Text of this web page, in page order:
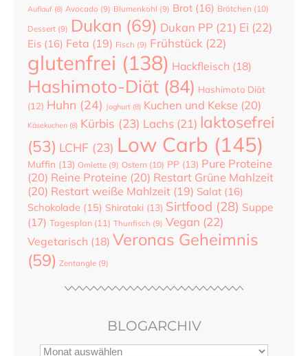
Auflauf (8) Avocado (9) Blumenkohl (9) Brot (16) Brötchen (10)
Dessert (9) Dukan (69) Dukan PP (21) Ei (22)
Eis (16) Feta (19) Fisch (9) Frühstück (22)
glutenfrei (138) Hackfleisch (18)
Hashimoto-Diät (84) Hashimoto Diät
(12) Huhn (24) Joghurt (8) Kuchen und Kekse (20)
Käsekuchen (8) Kürbis (23) Lachs (21) laktosefrei
(53) LCHF (23) Low Carb (145)
Muffin (13) Omlette (9) Ostern (10) PP (13) Pure Proteine
(20) Reine Proteine (20) Restart Grüne Mahlzeit
(20) Restart weiße Mahlzeit (19) Salat (16)
Schokolade (15) Shirataki (13) Sirtfood (28) Suppe
(17) Tagesplan (11) Thunfisch (9) Vegan (22)
Vegetarisch (18) Veronas Geheimnis
(59) Zentangle (9)
BLOGARCHIV